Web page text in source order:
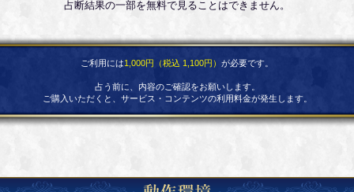
占断結果の一部を無料で見ることはできません。
ご利用には1,000円（税込 1,100円） が必要です。
占う前に、内容のご確認をお願いします。
ご購入いただくと、サービス・コンテンツの利用料金が発生します。